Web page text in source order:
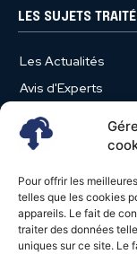
Pour offrir les
telles que les cookies
appareils. Le fait de
traiter des données
uniques sur ce site. Le
LES SUJETS
Les Actualités
Avis d'Experts
Produits et Services
Vie d'entreprise
Nominations
Études
Évènements